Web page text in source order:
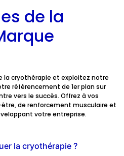
de la
la cryothérapie et exploitez notre
référencement de 1er plan sur
vers le succès. Offrez à vos
de renforcement musculaire et
votre entreprise.
la cryothérapie ?